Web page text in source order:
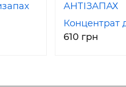
АНТІЗАПАХ
Концентрат
прибирання
610 грн